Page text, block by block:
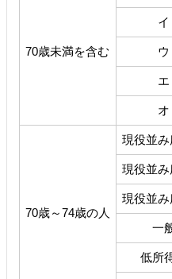
70歳未満を含む
イ
ウ
エ
オ
70歳～74歳の人
現役並
現役並
現役並
一
低所